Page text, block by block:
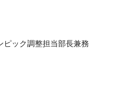
ピック調整担当部長兼務